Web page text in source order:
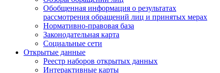
Обобщенная информация о результатах
рассмотрения обращений лиц и принятых мерах
Нормативно-правовая база
Законодательная карта
Социальные сети
Открытые данные
Реестр наборов открытых данных
Интерактивные карты